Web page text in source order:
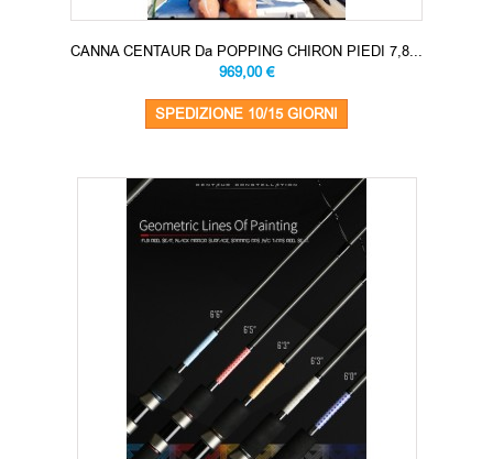
CANNA CENTAUR Da POPPING CHIRON PIEDI 7,8...
969,00 €
SPEDIZIONE 10/15 GIORNI